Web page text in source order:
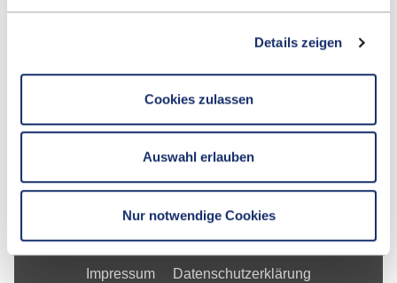
Details zeigen
Cookies zulassen
Auswahl erlauben
Nur notwendige Cookies
Studium
Forschung
Unternehmen
Die ESB
Impressum Datenschutzerklärung